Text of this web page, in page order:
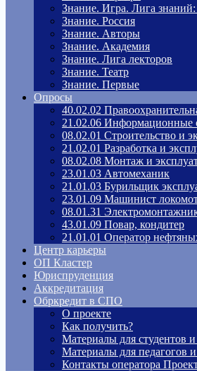
Знание. Игра. Лига
Знание. Россия
Знание. Авторы
Знание. Академия
Знание. Лига лекторов
Знание. Театр
Знание. Первые
Опросы
40.02.02
21.02.06 Информационные
08.02.01 Строительство и
21.02.01 Разработка и
08.02.08 Монтаж и
23.01.03 Автомеханик
21.01.03 Бурильщик
23.01.09 Машинист
08.01.31
43.01.09 Повар, кондитер
21.01.01 Оператор
Центр карьеры
ОП Кластер
Юриспруденция
Аккредитация
Обркредит в СПО
О проекте
Как получить?
Материалы для студентов
Материалы для педагогов
Контакты оператора